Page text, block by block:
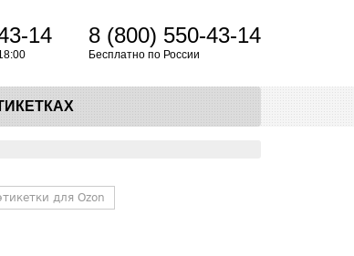
8 (800) 550-43-14
Бесплатно по России
14
для Ozon